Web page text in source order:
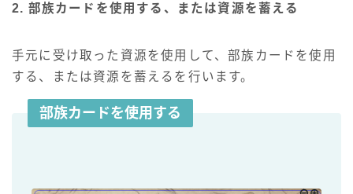
2. 部族カードを使用する、または資源を蓄える
手元に受け取った資源を使用して、部族カードを使用
する、または資源を蓄えるを行います。
部族カードを使用する